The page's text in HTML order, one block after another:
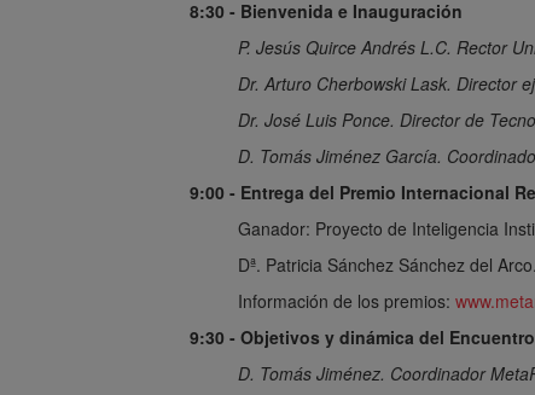
8:30 - Bienvenida e Inauguración
P. Jesús Quirce Andrés L.C. Rector
Dr. Arturo Cherbowski Lask. Director
Dr. José Luis Ponce. Director de
D. Tomás Jiménez García.
9:00 - Entrega del Premio Internacional
Ganador: Proyecto de Inteligencia
Dª. Patricia Sánchez Sánchez del
Información de los premios:
9:30 - Objetivos y dinámica del Encuentro
D. Tomás Jiménez. Coordinador